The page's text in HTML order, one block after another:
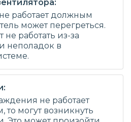
работает должным
может перегреться.
работать из-за
неполадок в
не работает
могут возникнуть